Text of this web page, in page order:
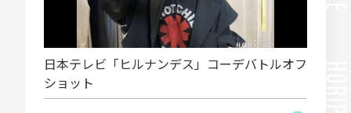
日本テレビ「ヒルナンデス」コーデバトルオフ
ショット